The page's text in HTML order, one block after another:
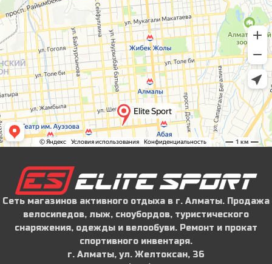
Сеть магазинов активного отдыха в г. Алматы. Продажа
велосипедов, лыж, сноубордов, туристического
снаряжения, одежды и велообуви. Ремонт и прокат
спортивного инвентаря.
г. Алматы, ул. Желтоксан, 36